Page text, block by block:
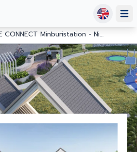
CONNECT Minburistation - Nimitmai